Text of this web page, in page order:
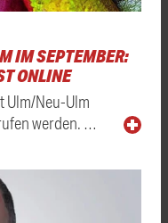
IM SEPTEMBER:
ONLINE
Ulm/Neu-Ulm
werden. …